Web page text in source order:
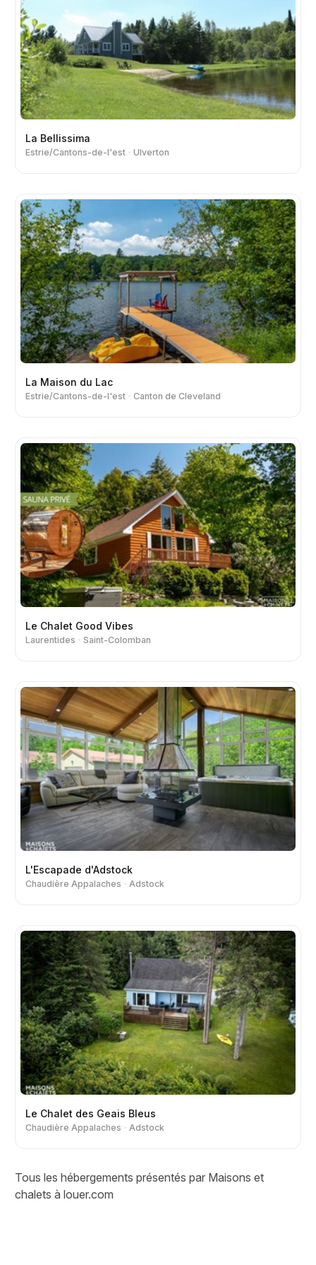
La Bellissima
Estrie/Cantons-de-l'est Ulverton
La Maison du Lac
Estrie/Cantons-de-l'est Canton de Cleveland
Le Chalet Good Vibes
Laurentides Saint-Colomban
L'Escapade d'Adstock
Chaudière Appalaches Adstock
Le Chalet des Geais Bleus
Chaudière Appalaches Adstock
Tous les hébergements présentés par Maisons et
chalets à louer.com